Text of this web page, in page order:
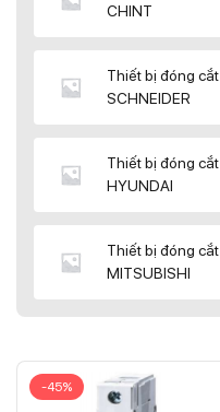
CHINT
Thiết bị đóng cắt
SCHNEIDER
Thiết bị đóng cắt
HYUNDAI
Thiết bị đóng cắt
MITSUBISHI
-45%